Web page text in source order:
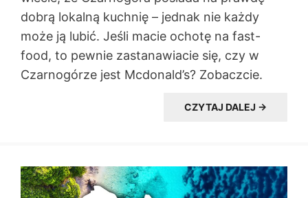
dobrą lokalną kuchnię – jednak nie każdy
może ją lubić. Jeśli macie ochotę na fast-
food, to pewnie zastanawiacie się, czy w
Czarnogórze jest Mcdonald’s? Zobaczcie.
CZYTAJ DALEJ →